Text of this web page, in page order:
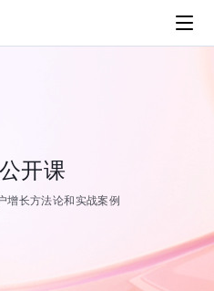
开课
增长方法论和实战案例